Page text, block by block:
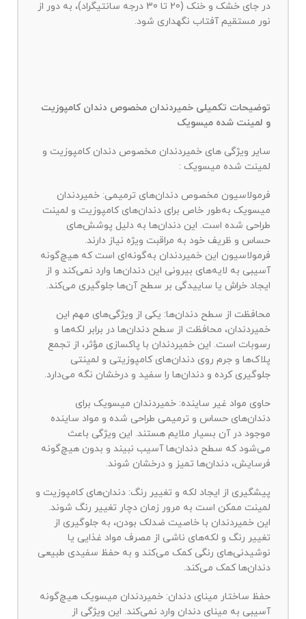
در جای خشک و خنک (20 تا 30 درجه سانتیگراد)، به دور از
نور مستقیم آفتاب نگهداری شود.
توضیحات تکمیلی خمیردندان مخصوص دندان کامپوزیت
و لمینت شده میسویک
سایر ویژگی های خمیردندان مخصوص دندان کامپوزیت و
لمینت شده میسویک :
فرمولاسیون مخصوص دندان‌های ترمیمی: خمیردندان
میسویک به‌طور خاص برای دندان‌های کامپوزیت و لمینت
طراحی شده است. این دندان‌ها به دلیل پوشش‌های
حساس و ظریف خود به مراقبت ویژه نیاز دارند.
فرمولاسیون این خمیردندان به‌گونه‌ای است که هیچ‌گونه
آسیبی به لایه‌های بیرونی این دندان‌ها وارد نمی‌کند و از
ایجاد خراش یا ساییدگی بر سطح آن‌ها جلوگیری می‌کند.
محافظت از سطح دندان‌ها: یکی از ویژگی‌های مهم این
خمیردندان، محافظت از سطح دندان‌ها در برابر لکه‌ها و
رسوبات است. این خمیردندان با پاکسازی مؤثر، از تجمع
پلاک‌ها و جرم روی دندان‌های کامپوزیتی و لمینتی
جلوگیری کرده و دندان‌ها را سفید و درخشان نگه می‌دارد.
حاوی مواد غیر ساینده: خمیردندان میسویک برای
دندان‌های حساس و ترمیمی طراحی شده و مواد ساینده
موجود در آن بسیار ملایم هستند. این ویژگی باعث
می‌شود که سطح دندان‌ها آسیب نبیند و بدون هیچ‌گونه
فرسایش، دندان‌ها تمیز و درخشان شوند.
پیشگیری از ایجاد لکه و تغییر رنگ: دندان‌های کامپوزیت و
لمینت ممکن است به مرور زمان دچار تغییر رنگ شوند.
این خمیردندان با خاصیت ضدلک بودن، به جلوگیری از
تغییر رنگ و لکه‌های ناشی از مصرف مواد غذایی یا
نوشیدنی‌های رنگی کمک می‌کند و به حفظ سفیدی طبیعی
دندان‌ها کمک می‌کند.
حفظ ساختار مینای دندان: خمیردندان میسویک هیچ‌گونه
آسیبی به مینای دندان وارد نمی‌کند. این ویژگی از